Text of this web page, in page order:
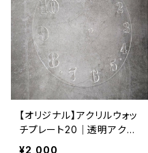
【オリジナル】アクリルウォッ
チプレート20｜透明アクリ
ル素材 ステンシル文字盤｜
¥2,000